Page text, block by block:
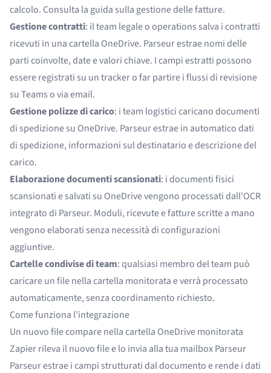
calcolo. Consulta la guida sulla gestione delle fatture.
Gestione contratti: il team legale o operations salva i contratti
ricevuti in una cartella OneDrive. Parseur estrae nomi delle
parti coinvolte, date e valori chiave. I campi estratti possono
essere registrati su un tracker o far partire i flussi di revisione
su Teams o via email.
Gestionepolizze di carico: i team logistici caricano documenti
di spedizione su OneDrive. Parseur estrae in automatico dati
di spedizione, informazioni sul destinatario e descrizione del
carico.
Elaborazione documenti scansionati: i documenti fisici
scansionati e salvati su OneDrive vengono processati dall'OCR
integrato di Parseur. Moduli, ricevute e fatture scritte a mano
vengono elaborati senza necessità di configurazioni
aggiuntive.
Cartelle condivise di team: qualsiasi membro del team può
caricare un file nella cartella monitorata e verrà processato
automaticamente, senza coordinamento richiesto.
Come funziona l’integrazione
Un nuovo file compare nella cartella OneDrive monitorata
Zapier rileva il nuovo file e lo invia alla tua mailbox Parseur
Parseur estrae i campi strutturati dal documento e rende i dati